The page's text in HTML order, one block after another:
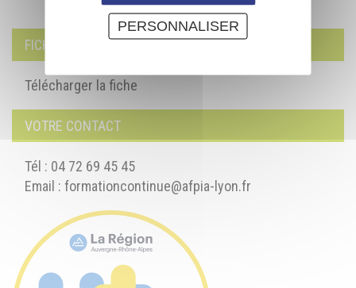
FICHE DE RENSEIGNEMENTS
Télécharger la fiche
VOTRE CONTACT
Tél : 04 72 69 45 45
Email : formationcontinue@afpia-lyon.fr
PERSONNALISER